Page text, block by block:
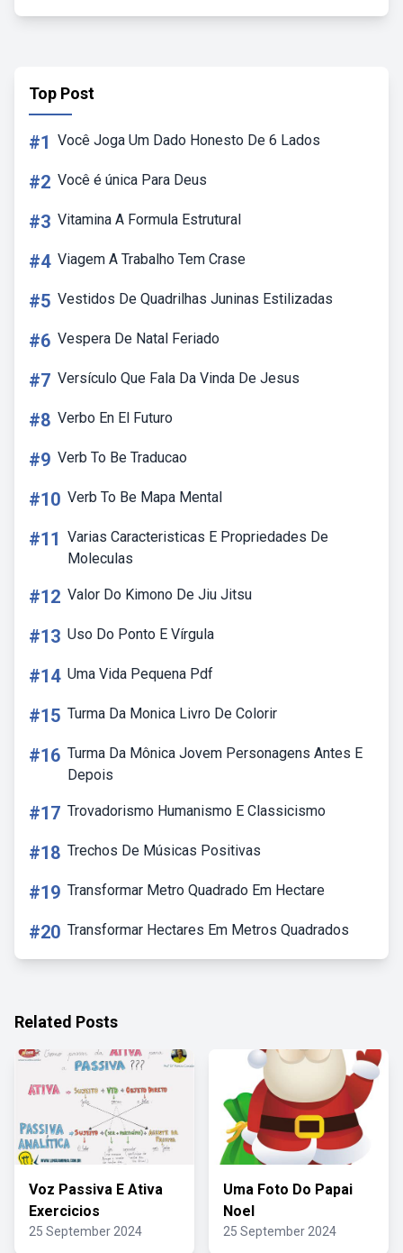
Top Post
#1 Você Joga Um Dado Honesto De 6 Lados
#2 Você é única Para Deus
#3 Vitamina A Formula Estrutural
#4 Viagem A Trabalho Tem Crase
#5 Vestidos De Quadrilhas Juninas Estilizadas
#6 Vespera De Natal Feriado
#7 Versículo Que Fala Da Vinda De Jesus
#8 Verbo En El Futuro
#9 Verb To Be Traducao
#10 Verb To Be Mapa Mental
#11 Varias Caracteristicas E Propriedades De
Moleculas
#12 Valor Do Kimono De Jiu Jitsu
#13 Uso Do Ponto E Vírgula
#14 Uma Vida Pequena Pdf
#15 Turma Da Monica Livro De Colorir
#16 Turma Da Mônica Jovem Personagens Antes E
Depois
#17 Trovadorismo Humanismo E Classicismo
#18 Trechos De Músicas Positivas
#19 Transformar Metro Quadrado Em Hectare
#20 Transformar Hectares Em Metros Quadrados
Related Posts
Voz Passiva E Ativa
Exercicios
25 September 2024
Uma Foto Do Papai
Noel
25 September 2024